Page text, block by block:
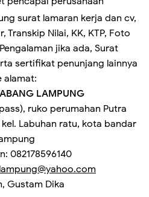
surat lamaran kerja dan cv,
Transkip Nilai, KK, KTP, Foto
jika ada, Surat
sertifikat penunjang lainnya
alamat:
LAMPUNG
ruko perumahan Putra
Labuhan ratu, kota bandar
: 082178596140
, Gustam Dika